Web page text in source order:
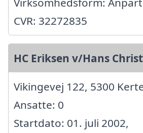
CVR: 32272835
HC Eriksen v/Hans
Vikingevej 122, 5300
Ansatte: 0
Startdato: 01. juli 2002,